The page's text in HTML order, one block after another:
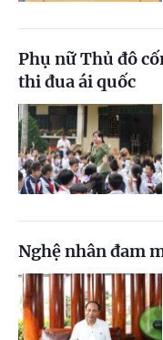
Phụ nữ Thủ đô
thi đua ái quốc
Nghệ nhân đam